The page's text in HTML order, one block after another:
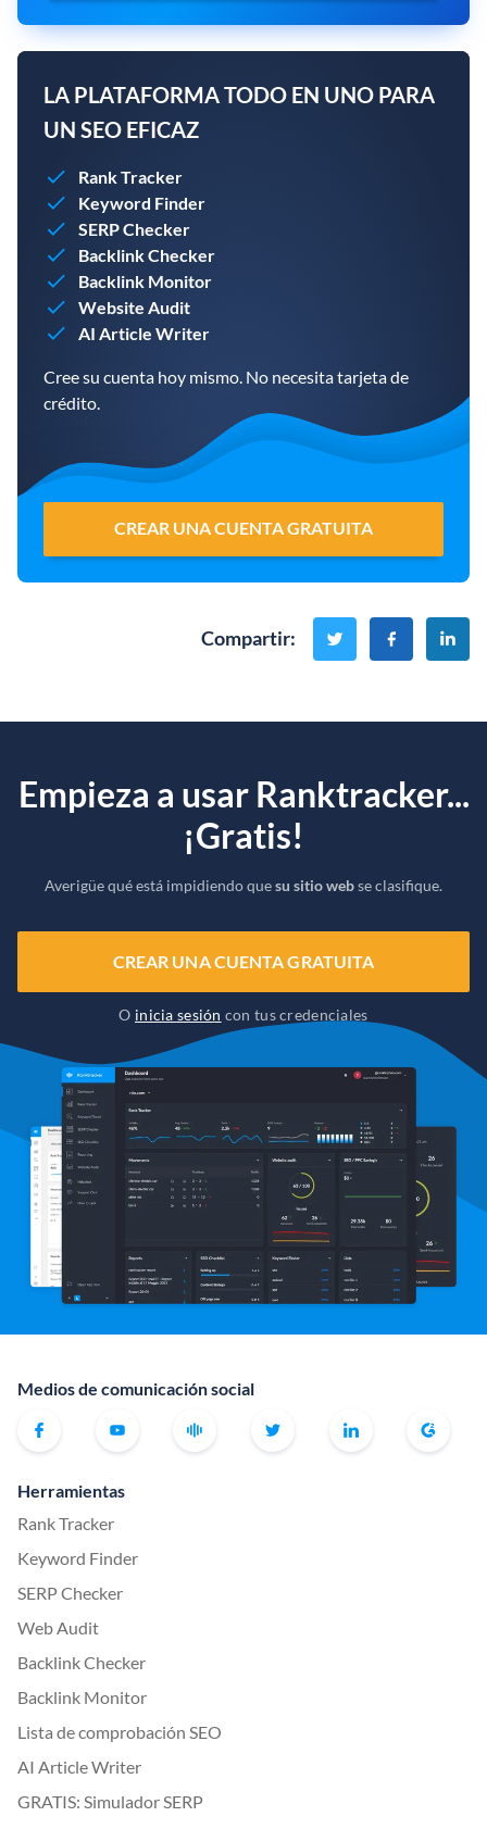
LA PLATAFORMA TODO EN UNO PARA
UN SEO EFICAZ
Rank Tracker
Keyword Finder
SERP Checker
Backlink Checker
Backlink Monitor
Website Audit
AI Article Writer
Cree su cuenta hoy mismo. No necesita tarjeta de
crédito.
CREAR UNA CUENTA GRATUITA
Compartir:
Empieza a usar Ranktracker...
¡Gratis!
Averigüe qué está impidiendo quesu sitio webse clasifique.
CREAR UNA CUENTA GRATUITA
O inicia sesión con tus credenciales
Medios de comunicación social
Herramientas
Rank Tracker
Keyword Finder
SERP Checker
Web Audit
Backlink Checker
Backlink Monitor
Lista de comprobación SEO
AI Article Writer
GRATIS: Simulador SERP